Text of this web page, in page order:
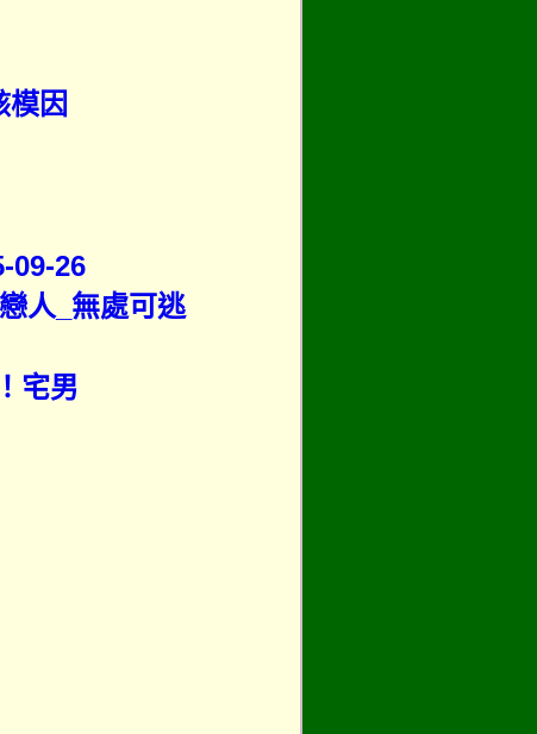
模因
09-26
人_無處可逃
宅男